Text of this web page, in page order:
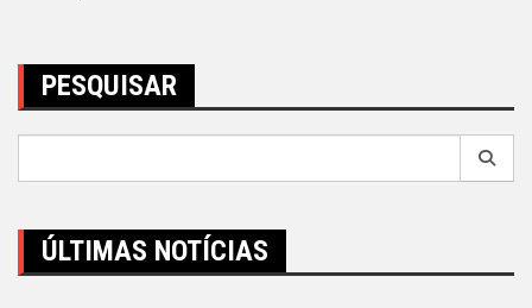
PESQUISAR
ÚLTIMAS NOTÍCIAS